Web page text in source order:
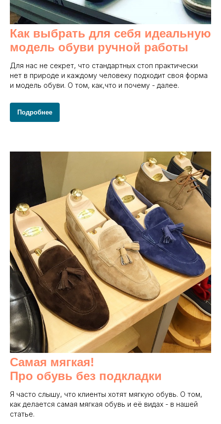
Как выбрать для себя идеальную
модель обуви ручной работы
Для нас не секрет, что стандартных стоп практически
нет в природе и каждому человеку подходит своя форма
и модель обуви. О том, как,что и почему - далее.
Подробнее
Самая мягкая!
Про обувь без подкладки
Я часто слышу, что клиенты хотят мягкую обувь. О том,
как делается самая мягкая обувь и её видах - в нашей
статье.